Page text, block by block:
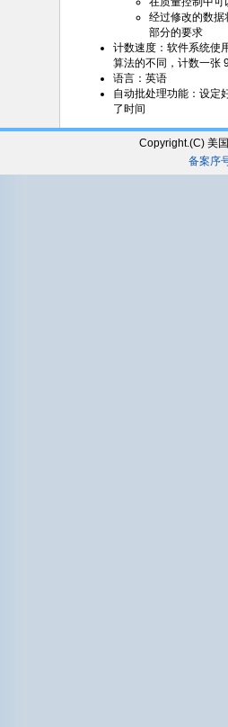
经过修改的数据
部分的要求
计数速度：软件系统使
算法的不同，计数一张
语言：英语
自动批处理功能：设定
了时间
Copyright.(C) 美
备案序